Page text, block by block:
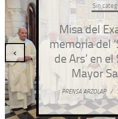
Sin
Misa del
memoria del
de Ars’ en
Mayor
PRENSA ARZOLAP /
‹